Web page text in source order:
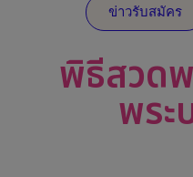
ข่าวรับสมัคร
พิธีสวด
พร